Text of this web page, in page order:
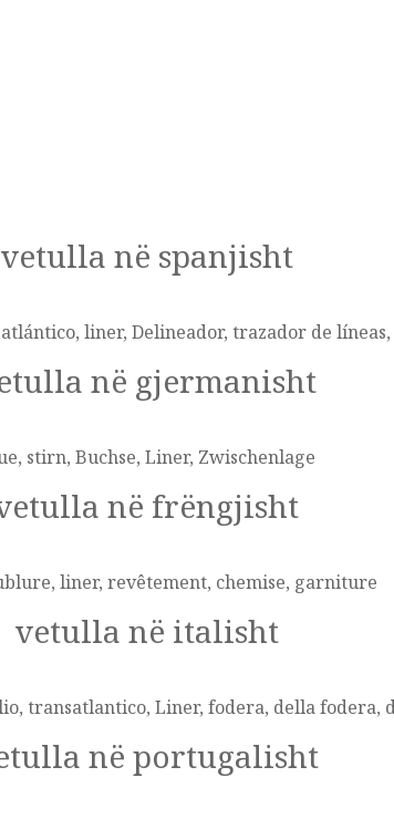
vetulla në spanjisht
liner, Delineador, trazador de
në gjermanisht
stirn, Buchse, Liner, Zwischenlage
në frëngjisht
liner, revêtement, chemise, garniture
vetulla në italisht
transatlantico, Liner, fodera, della fodera,
në portugalisht